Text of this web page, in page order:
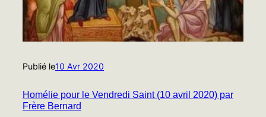
Publié le10 Avr 2020
Homélie pour le Vendredi Saint (10 avril 2020) par
Frère Bernard